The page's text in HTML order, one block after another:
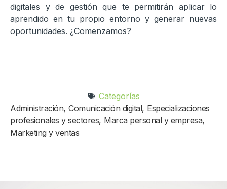
digitales y de gestión que te permitirán aplicar lo
aprendido en tu propio entorno y generar nuevas
oportunidades. ¿Comenzamos?
Categorías
Administración, Comunicación digital, Especializaciones
profesionales y sectores, Marca personal y empresa,
Marketing y ventas